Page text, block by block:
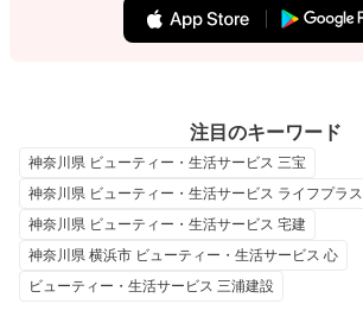
注目のキーワード
神奈川県 ビューティー・生活サービス 三宝
神奈川県 ビューティー・生活サービス ライフプラス
神奈川県 ビューティー・生活サービス 宅建
神奈川県 横浜市 ビューティー・生活サービス 心
ビューティー・生活サービス 三浦建設